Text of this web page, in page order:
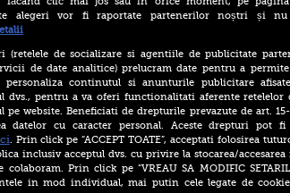
grade Celsius. În Slovacia,
debitul Dunării are cel mai
scăzut nivel
Vremea severă a lovit după
caniculă și secetă. Doi
bărbați au fost loviți de
trăsnet în timp ce se
răcoreau în Mureș
Crater uriaș pe un bulevard
alegeri vor fi raportate partenerilor noștri și
de socializare si agentiile de publicitate
de date analitice) prelucram date pentru a permite
personaliza continutul si anunturile publicitare
dvs., pentru a va oferi functionalitati aferente retelelor
pe website. Beneficiati de drepturile prevazute de art.
datelor cu caracter personal. Aceste drepturi pot
. Prin click pe “ACCEPT TOATE”, acceptati folosirea
inclusiv acceptul dvs. cu privire la stocarea/
Prin click pe “VREAU SA MODIFIC
in mod individual, mai putin cele legate de